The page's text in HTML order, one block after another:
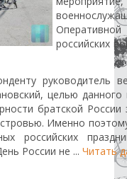
российских
руководитель
целью данного
братской
Именно
российских
России не ... Читать